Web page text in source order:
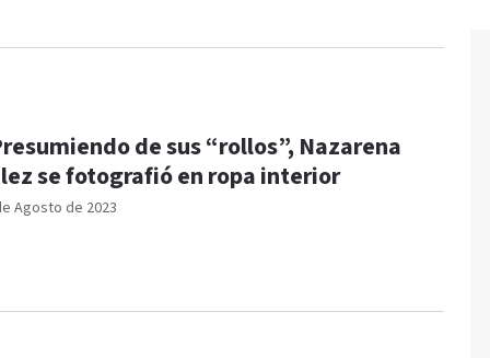
Agosto de 2023
de sus “rollos”, Nazarena
se fotografió en ropa interior